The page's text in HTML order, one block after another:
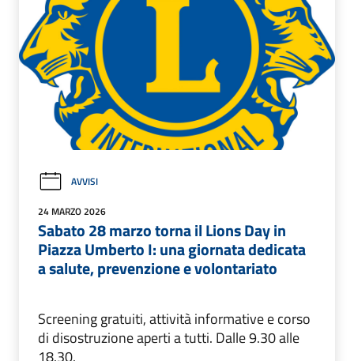
AVVISI
24 MARZO 2026
Sabato 28 marzo torna il Lions Day in
Piazza Umberto I: una giornata dedicata
a salute, prevenzione e volontariato
Screening gratuiti, attività informative e corso
di disostruzione aperti a tutti. Dalle 9.30 alle
18.30.